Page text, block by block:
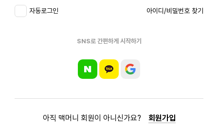
자동로그인 아이디/비밀번호 찾기
SNS로 간편하게 시작하기
아직 맥머니 회원이 아니신가요? 회원가입